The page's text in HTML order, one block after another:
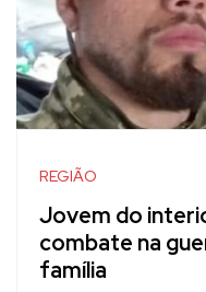
REGIÃO
Jovem do
combate na
família